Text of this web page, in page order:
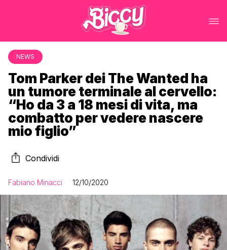
NEWS
Tom Parker dei The Wanted ha
un tumore terminale al cervello:
“Ho da 3 a 18 mesi di vita, ma
combatto per vedere nascere
mio figlio”
Condividi
Fabiano Minacci 12/10/2020